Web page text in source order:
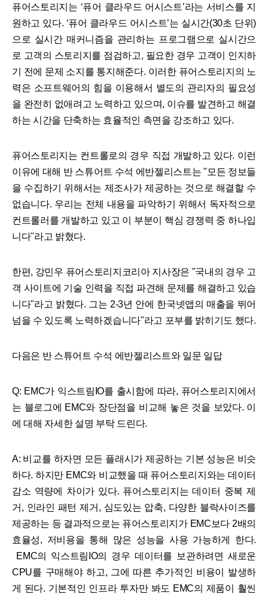
퓨어스토리지는 ‘퓨어 클라우드 어시스트’라는 서비스를 지
원하고 있다. ‘퓨어 클라우드 어시스트’는 실시간(30초 단위)
으로 실시간 매커니즘을 관리하는 프로그램으로 실시간으
로 고객의 스토리지를 점검하고, 필요한 경우 고객이 인지하
기 전에 문제 소지를 통지해준다. 이러한 퓨어스토리지의 노
력은 소프트웨어의 힘을 이용해서 별도의 관리자의 필요성
을 완전히 없애려고 노력하고 있으며, 이슈를 발견하고 해결
하는 시간을 단축하는 효율적인 측면을 강조하고 있다.
퓨어스토리지는 컨트롤로의 경우 직접 개발하고 있다. 이런
이유에 대해 반 스튜어트 수석 에반젤리스트는 "모든 정보들
을 수집하기 위해서는 제조사가 제공하는 것으로 해결할 수
없습니다. 우리는 전체 내용을 파악하기 위해서 독자적으로
컨트롤러를 개발하고 있고 이 부분이 핵심 경쟁력 중 하나입
니다"라고 밝혔다.
한편, 강민우 퓨어스토리지코리아 지사장은 "국내의 경우 고
객 사이트에 기술 인력을 직접 파견해 문제를 해결하고 있습
니다"라고 밝혔다. 그는 2-3년 안에 한국넷앱의 매출을 뛰어
넘을 수 있도록 노력하겠습니다"라고 포부를 밝히기도 했다.
다음은 반 스튜어트 수석 에반젤리스트와 일문 일답
Q: EMC가 익스트림IO를 출시함에 따라, 퓨어스토리지에서
는 블로그에 EMC와 장단점을 비교해 놓은 것을 보았다. 이
에 대해 자세한 설명 부탁 드린다.
A: 비교를 하자면 모든 플래시가 제공하는 기본 성능은 비슷
하다. 하지만 EMC와 비교했을 때 퓨어스토리지와는 데이터
감소 역량에 차이가 있다. 퓨어스토리지는 데이터 중복 제
거, 인라인 패턴 제거, 심도있는 압축, 다양한 블락사이즈를
제공하는 등 결과적으로는 퓨어스토리지가 EMC보다 2배의
효율성, 저비용을 통해 많은 성능을 사용 가능하게 한다.
EMC의 익스트림IO의 경우 데이터를 보관하려면 새로운
CPU를 구매해야 하고, 그에 따른 추가적인 비용이 발생하
게 된다. 기본적인 인프라 투자만 봐도 EMC의 제품이 훨씬